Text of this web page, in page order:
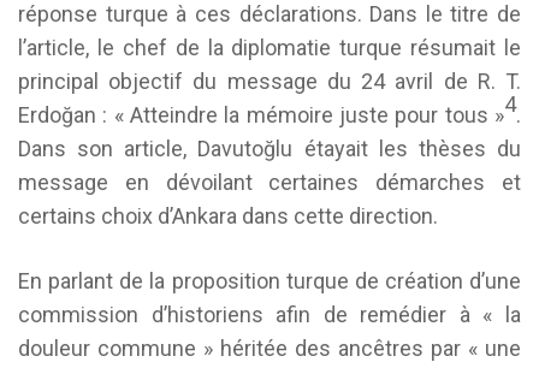
réponse turque à ces déclarations. Dans le titre de
l’article, le chef de la diplomatie turque résumait le
principal objectif du message du 24 avril de R. T.
Erdoğan : « Atteindre la mémoire juste pour tous »4.
Dans son article, Davutoğlu étayait les thèses du
message en dévoilant certaines démarches et
certains choix d’Ankara dans cette direction.
En parlant de la proposition turque de création d’une
commission d’historiens afin de remédier à « la
douleur commune » héritée des ancêtres par « une